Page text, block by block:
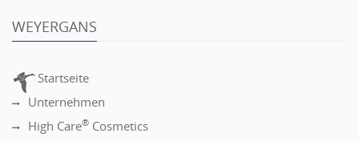
WEYERGANS
Startseite
Unternehmen
High Care® Cosmetics